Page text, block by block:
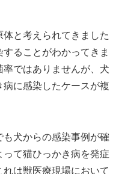
と考えられてきました
ることがわかってきま
ではありませんが、犬
に感染したケースが複
犬からの感染事例が確
て猫ひっかき病を発症
は獣医療現場において